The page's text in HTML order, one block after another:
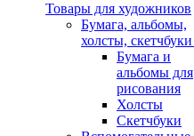
Товары для художников
Бумага, альбомы,
холсты, скетчбуки
Бумага и
альбомы для
рисования
Холсты
Скетчбуки